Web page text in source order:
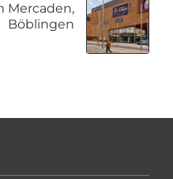
Mercaden,
Böblingen